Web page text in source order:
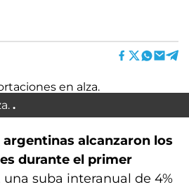
argentinas alcanzaron los
durante el primer
una suba interanual de 4%